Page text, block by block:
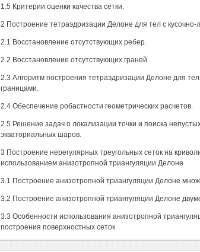
1.5 Критерии оценки качества сетки.
2 Построение тетраэдризации Делоне для тел с
2.1 Восстановление отсутствующих ребер.
2.2 Восстановление отсутствующих граней
2.3 Алгоритм построения тетраэдризации Делоне для
границами.
2.4 Обеспечение робастности геометрических расчетов.
2.5 Решение задач о локализации точки и поиска
экваториальных шаров.
3 Построение нерегулярных треугольных сеток на
использованием анизотропной триангуляции Делоне
3.1 Построение анизотропной триангуляции Делоне
3.2 Построение анизотропной триангуляции Делоне
3.3 Особенности использования анизотропной
построения поверхностных сеток